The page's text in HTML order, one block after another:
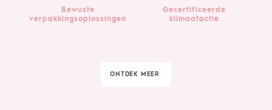
ONTDEK MEER
Bewuste
verpakkingsoplossingen
Gecertificeerde
klimaatactie